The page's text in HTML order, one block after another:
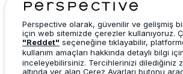
Perspective olarak, güvenilir ve gelişmiş
için web sitemizde çerezler kullanıyoruz.
"Reddet" seçeneğine tıklayabilir,
kullanım amaçları hakkında detaylı bilgi
inceleyebilirsiniz. Tercihlerinizi dilediğiniz
altında yer alan Çerez Ayarları butonu